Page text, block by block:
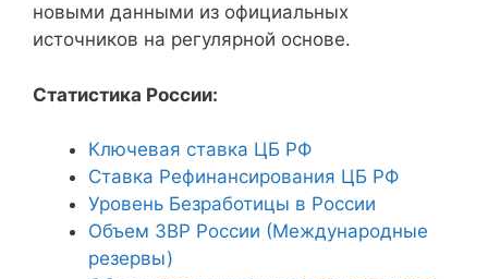
новыми данными из официальных
источников на регулярной основе.
Статистика России:
Ключевая ставка ЦБ РФ
Ставка Рефинансирования ЦБ РФ
Уровень Безработицы в России
Объем ЗВР России (Международные
резервы)